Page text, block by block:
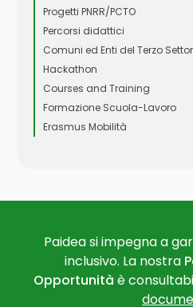
Progetti PNRR/PCTO
Percorsi didattici
Comuni ed Enti del Terzo
Hackathon
Courses and Training
Formazione Scuola-Lavoro
Erasmus Mobilità
Paidea si impegna a
inclusivo. La nostra
Opportunità è